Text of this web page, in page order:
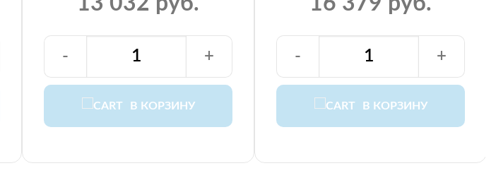
В КОРЗИНУ
- +
В КОРЗИНУ
- +